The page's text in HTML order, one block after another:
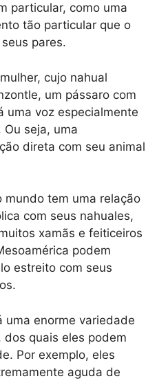
particular, como uma
tão particular que o
pares.
cujo nahual
um pássaro com
uma voz especialmente
seja, uma
direta com seu animal
tem uma relação
com seus nahuales,
xamãs e feiticeiros
podem
estreito com seus
uma enorme variedade
dos quais eles podem
Por exemplo, eles
aguda de